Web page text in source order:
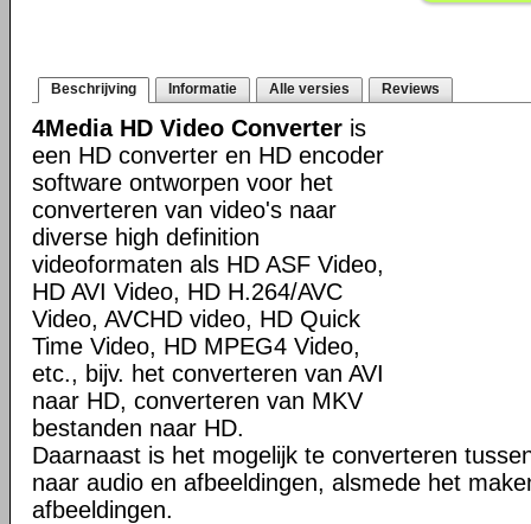
Beschrijving Informatie Alle versies Reviews
4Media HD Video Converter is
een HD converter en HD encoder
software ontworpen voor het
converteren van video's naar
diverse high definition
videoformaten als HD ASF Video,
HD AVI Video, HD H.264/AVC
Video, AVCHD video, HD Quick
Time Video, HD MPEG4 Video,
etc., bijv. het converteren van AVI
naar HD, converteren van MKV
bestanden naar HD.
Daarnaast is het mogelijk te converteren
naar audio en afbeeldingen, alsmede het
afbeeldingen.